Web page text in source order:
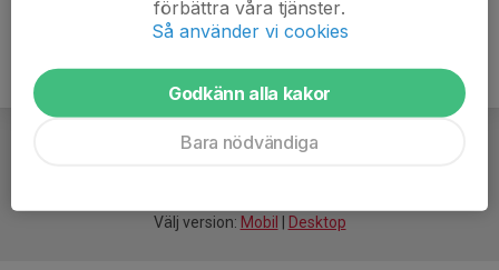
Välj version: Mobil Desktop
förbättra våra tjänster.
Så använder vi cookies
Godkänn alla kakor
Bara nödvändiga